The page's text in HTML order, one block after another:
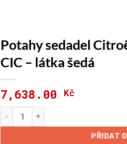
Potahy sedadel
CIC – látka šedá
7,638.00 Kč
Potahy sedadel Citroën 2cv - s
PŘIDAT